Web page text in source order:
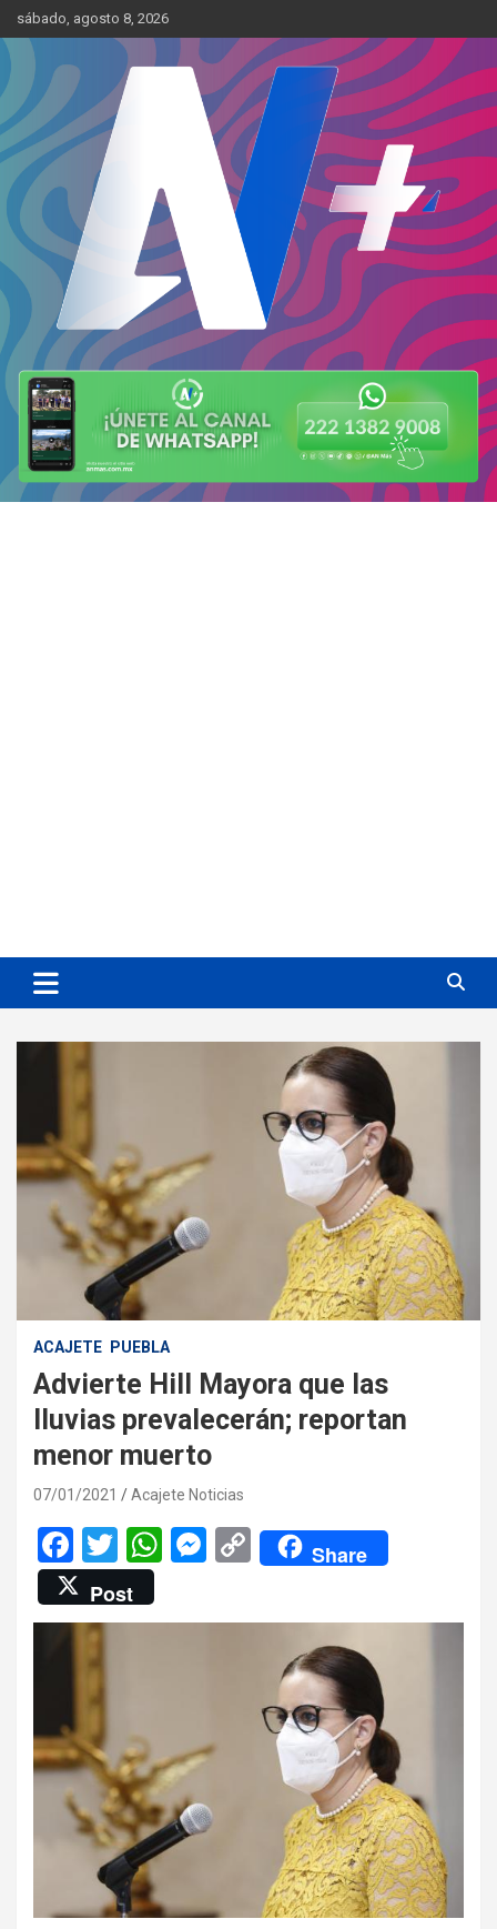
Skip
to
content
sábado, agosto 8, 2026
AN Más
Más cerca de ti
ACAJETE PUEBLA
Advierte Hill Mayora que las
lluvias prevalecerán; reportan
menor muerto
07/01/2021 Acajete Noticias
F
a
ce
b
o
o
k
T
wi
tt
W
at
p
M
se
C
o
py
k
Share
Post